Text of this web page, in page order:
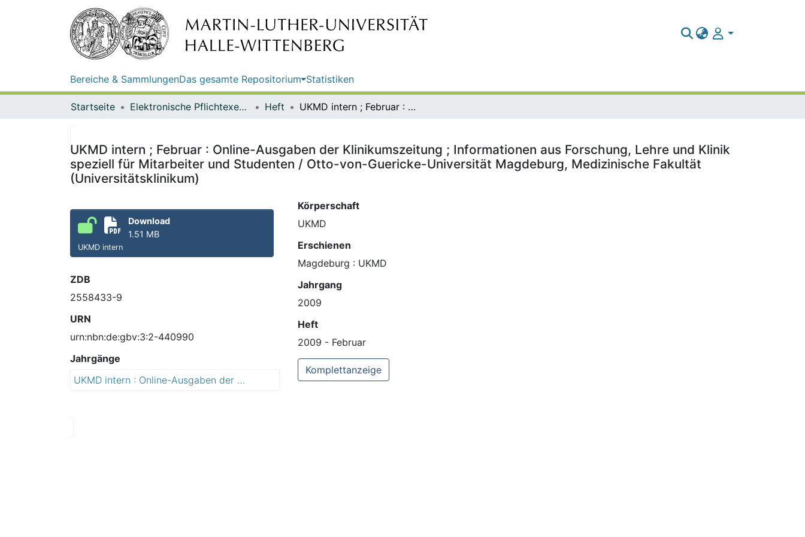
Bereiche & SammlungenDas gesamte Repositorium Statistiken
Startseite Elektronische Pflichtexemplare Heft UKMD intern ; Februar : Online-Ausgaben der Klinikumszeitung ; Informationen aus Forschung, Lehre und Klinik speziell für Mitarbeiter und Studenten / Otto-von-Guericke-Universität Magdeburg, Medizinische Fakultät (Universitätsklinikum)
UKMD intern ; Februar : Online-Ausgaben der Klinikumszeitung ; Informationen aus Forschung, Lehre und Klinik
speziell für Mitarbeiter und Studenten / Otto-von-Guericke-Universität Magdeburg, Medizinische Fakultät
(Universitätsklinikum)
Download
1.51 MB
UKMD intern
ZDB
2558433-9
URN
urn:nbn:de:gbv:3:2-440990
Jahrgänge
UKMD intern : Online-Ausgaben der Klinikumszeitung ; Informationen aus Forschung, Lehre und Klinik speziell für Mitarbeiter und Studenten
Körperschaft
UKMD
Erschienen
Magdeburg : UKMD
Jahrgang
2009
Heft
2009 - Februar
Komplettanzeige